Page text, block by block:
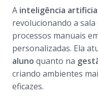
A inteligência
revolucionando a
processos manuais
personalizadas. Ela
aluno quanto na
criando ambientes
eficazes.